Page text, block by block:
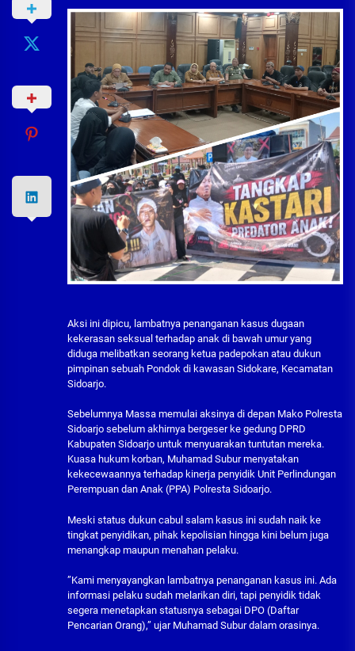
Aksi ini dipicu, lambatnya penanganan kasus dugaan
kekerasan seksual terhadap anak di bawah umur yang
diduga melibatkan seorang ketua padepokan atau dukun
pimpinan sebuah Pondok di kawasan Sidokare, Kecamatan
Sidoarjo.
Sebelumnya ​Massa memulai aksinya di depan Mako Polresta
Sidoarjo sebelum akhirnya bergeser ke gedung DPRD
Kabupaten Sidoarjo untuk menyuarakan tuntutan mereka.
​Kuasa hukum korban, Muhamad Subur menyatakan
kekecewaannya terhadap kinerja penyidik Unit Perlindungan
Perempuan dan Anak (PPA) Polresta Sidoarjo.
Meski status dukun cabul salam kasus ini sudah naik ke
tingkat penyidikan, pihak kepolisian hingga kini belum juga
menangkap maupun menahan pelaku.
​”Kami menyayangkan lambatnya penanganan kasus ini. Ada
informasi pelaku sudah melarikan diri, tapi penyidik tidak
segera menetapkan statusnya sebagai DPO (Daftar
Pencarian Orang),” ujar Muhamad Subur dalam orasinya.